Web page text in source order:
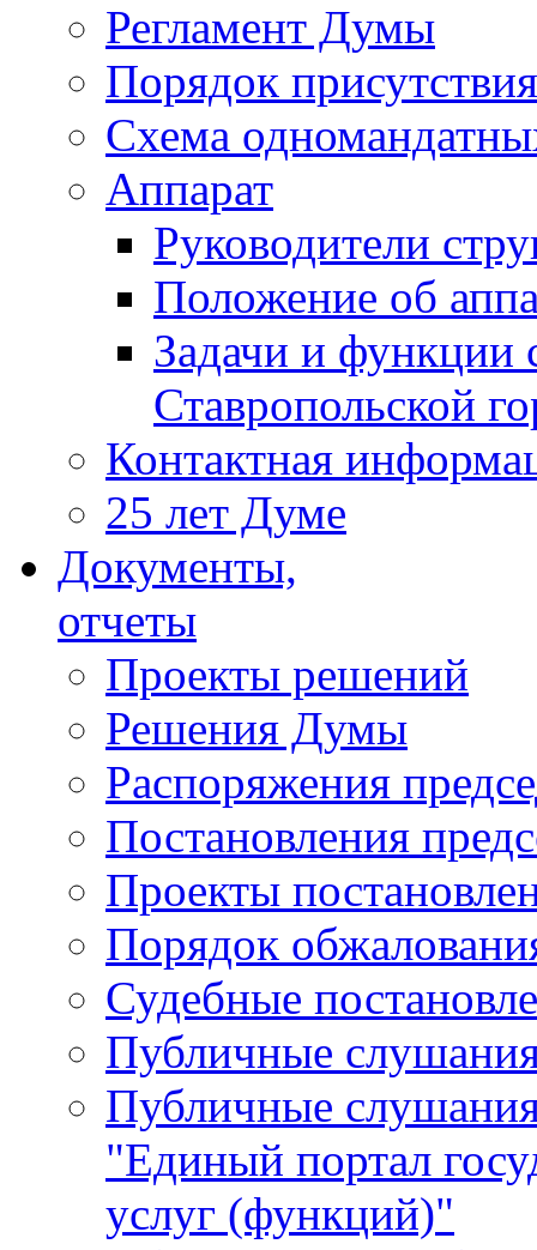
Регламент Думы
Порядок
Схема
Аппарат
Руководители
Положение об
Задачи и функции
Ставропольской
Контактная
25 лет Думе
Документы,
отчеты
Проекты решений
Решения Думы
Распоряжения
Постановления
Проекты
Порядок
Судебные
Публичные
Публичные
"Единый портал
услуг (функций)"